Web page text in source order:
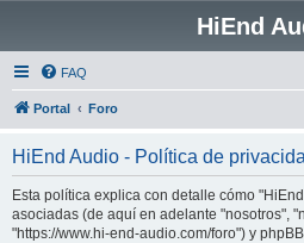
HiEnd
FAQ
Portal Foro
HiEnd Audio - Política de
Esta política explica con detalle cómo
asociadas (de aquí en adelante "nosotros",
"https://www.hi-end-audio.com/foro") y